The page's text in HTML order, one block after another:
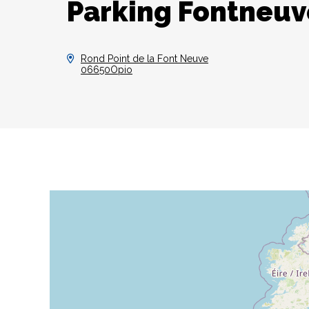
Parking
Rond Point de la Font Neuve
06650Opio